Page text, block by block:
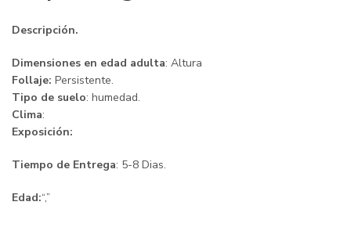
Descripción.
Dimensiones en edad adulta: Altura
Follaje: Persistente.
Tipo de suelo: humedad.
Clima:
Exposición:
Tiempo de Entrega: 5-8 Dias.
Edad:“,”